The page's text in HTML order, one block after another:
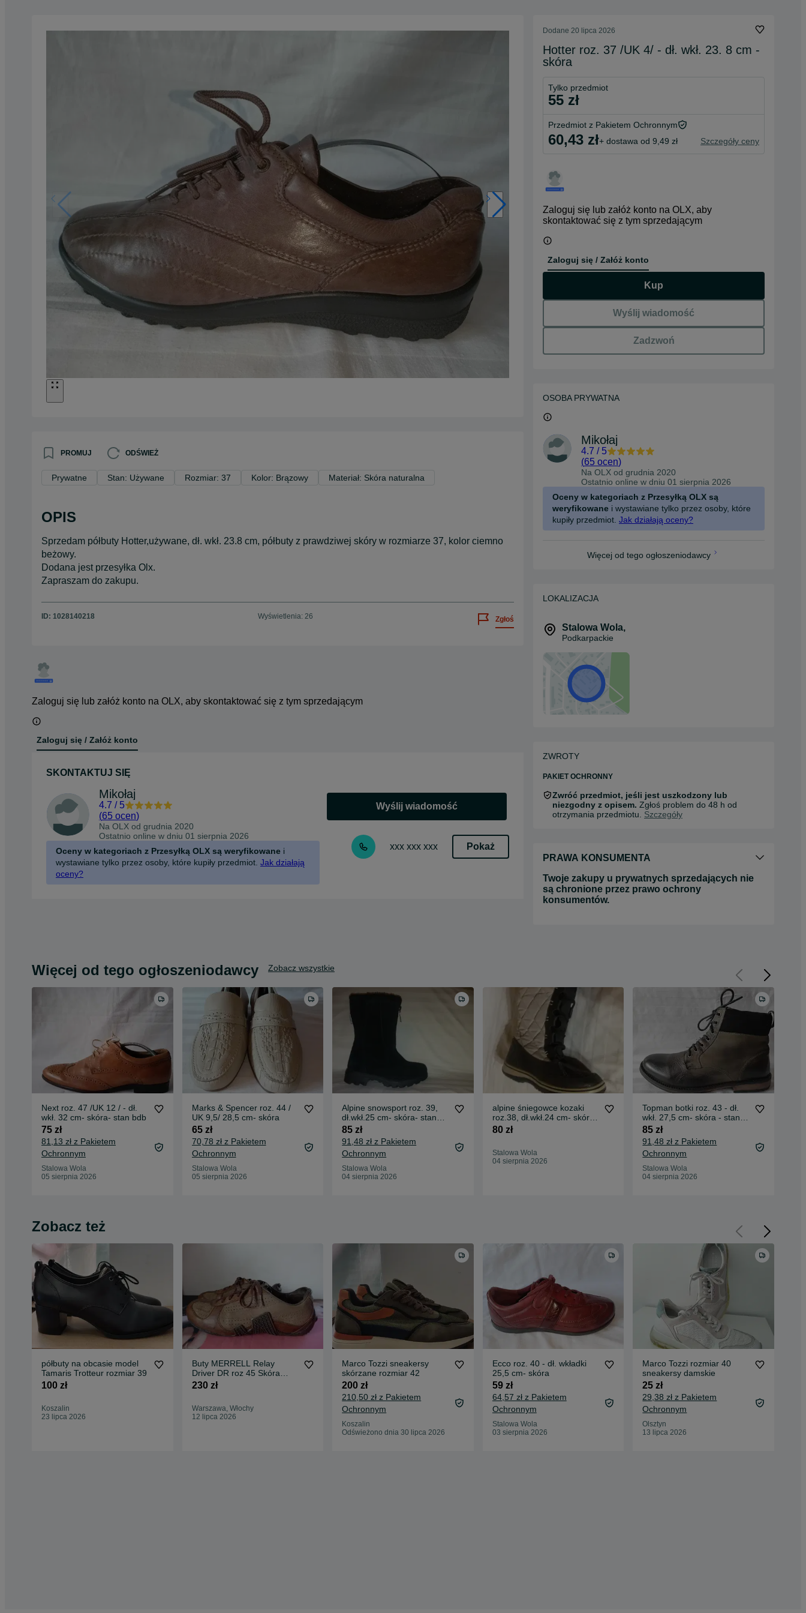
PROMUJ ODŚWIEŻ
Prywatne Stan: Używane Rozmiar: 37 Kolor: Brązowy Materiał: Skóra naturalna
OPIS
Sprzedam półbuty Hotter,używane, dł. wkł. 23.8 cm, półbuty z prawdziwej skóry w rozmiarze 37, kolor ciemno
beżowy.
Dodana jest przesyłka Olx.
Zapraszam do zakupu.
ID: 1028140218 Wyświetlenia: 26 Zgłoś
Zaloguj się lub załóż konto na OLX, aby skontaktować się z tym sprzedającym
Zaloguj się / Załóż konto
SKONTAKTUJ SIĘ
Mikołaj
4.7 / 5
(65 ocen)
Na OLX od grudnia 2020
Ostatnio online w dniu 01 sierpnia 2026
Oceny w kategoriach z Przesyłką OLX są weryfikowane i
wystawiane tylko przez osoby, które kupiły przedmiot. Jak działają
oceny?
Wyślij wiadomość
xxx xxx xxx Pokaż
Dodane 20 lipca 2026
Hotter roz. 37 /UK 4/ - dł. wkł. 23. 8 cm -
skóra
Tylko przedmiot
55 zł
Przedmiot z Pakietem Ochronnym
60,43 zł+ dostawa od 9,49 zł Szczegóły ceny
Zaloguj się lub załóż konto na OLX, aby
skontaktować się z tym sprzedającym
Zaloguj się / Załóż konto
Kup
Wyślij wiadomość
Zadzwoń
OSOBA PRYWATNA
Mikołaj
4.7 / 5
(65 ocen)
Na OLX od grudnia 2020
Ostatnio online w dniu 01 sierpnia 2026
Oceny w kategoriach z Przesyłką OLX są
weryfikowane i wystawiane tylko przez osoby, które
kupiły przedmiot. Jak działają oceny?
Więcej od tego ogłoszeniodawcy
LOKALIZACJA
Stalowa Wola,
Podkarpackie
ZWROTY
PAKIET OCHRONNY
Zwróć przedmiot, jeśli jest uszkodzony lub
niezgodny z opisem. Zgłoś problem do 48 h od
otrzymania przedmiotu. Szczegóły
PRAWA KONSUMENTA
Twoje zakupy u prywatnych sprzedających nie
są chronione przez prawo ochrony
konsumentów.
Więcej od tego ogłoszeniodawcy Zobacz wszystkie
Next roz. 47 /UK 12 / - dł.
wkł. 32 cm- skóra- stan bdb
75 zł
81,13 zł z Pakietem
Ochronnym
Stalowa Wola
05 sierpnia 2026
Marks & Spencer roz. 44 /
UK 9,5/ 28,5 cm- skóra
65 zł
70,78 zł z Pakietem
Ochronnym
Stalowa Wola
05 sierpnia 2026
Alpine snowsport roz. 39,
dł.wkł.25 cm- skóra- stan
bdb
85 zł
91,48 zł z Pakietem
Ochronnym
Stalowa Wola
04 sierpnia 2026
alpine śniegowce kozaki
roz.38, dł.wkł.24 cm- skóra+
tkanina-nowe!
80 zł
Stalowa Wola
04 sierpnia 2026
Topman botki roz. 43 - dł.
wkł. 27,5 cm- skóra - stan
bdb
85 zł
91,48 zł z Pakietem
Ochronnym
Stalowa Wola
04 sierpnia 2026
Zobacz też
półbuty na obcasie model
Tamaris Trotteur rozmiar 39
100 zł
Koszalin
23 lipca 2026
Buty MERRELL Relay
Driver DR roz 45 Skóra
Półbuty
230 zł
Warszawa, Włochy
12 lipca 2026
Marco Tozzi sneakersy
skórzane rozmiar 42
200 zł
210,50 zł z Pakietem
Ochronnym
Koszalin
Odświeżono dnia 30 lipca 2026
Ecco roz. 40 - dł. wkładki
25,5 cm- skóra
59 zł
64,57 zł z Pakietem
Ochronnym
Stalowa Wola
03 sierpnia 2026
Marco Tozzi rozmiar 40
sneakersy damskie
25 zł
29,38 zł z Pakietem
Ochronnym
Olsztyn
13 lipca 2026